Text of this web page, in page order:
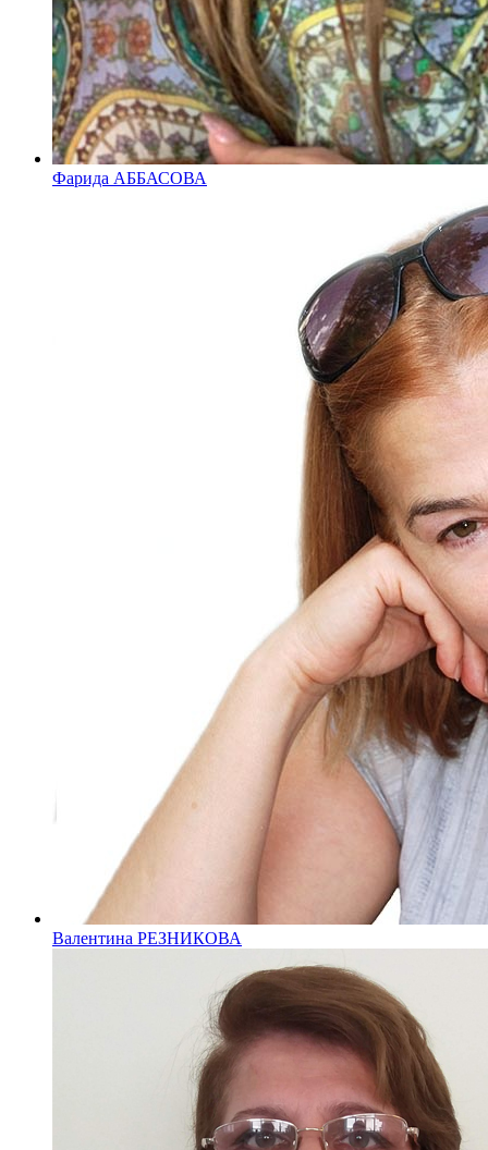
Фарида АББАСОВА
Валентина РЕЗНИКОВА